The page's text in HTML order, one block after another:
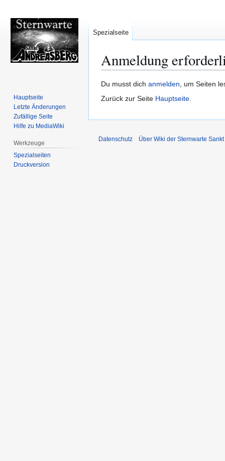
Anmeldung
Zur
Navigation
Zur
Suche
Du musst dich anmelden, um Seiten
Zurück zur Seite Hauptseite.
Spezialseite
Hauptseite
Letzte Änderungen
Zufällige Seite
Hilfe zu MediaWiki
Werkzeuge
Spezialseiten
Druckversion
Datenschutz Über Wiki der Sternwarte